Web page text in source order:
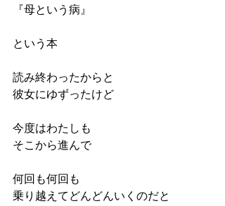
『母という病』
という本
読み終わったからと
彼女にゆずったけど
今度はわたしも
そこから進んで
何回も何回も
乗り越えてどんどんいくのだと